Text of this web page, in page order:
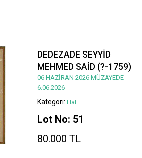
DEDEZADE SEYYİD
MEHMED SAİD (?-1759)
06 HAZİRAN 2026 MÜZAYEDE
6.06.2026
Kategori: Hat
Lot No: 51
80.000 TL